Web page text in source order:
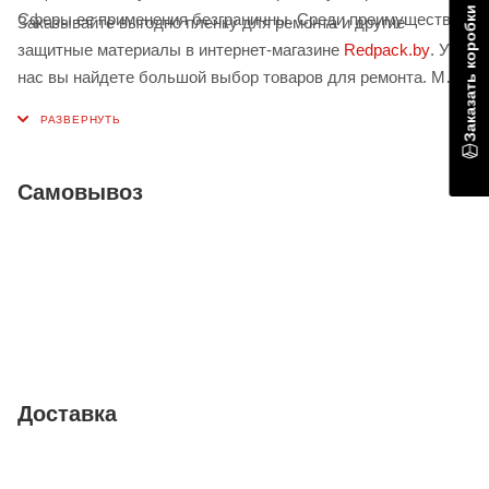
Сферы ее применения безграничны. Среди преимуществ:
Заказывайте выгодно пленку для ремонта и другие
защитные материалы в интернет-магазине Redpack.by. У
нас вы найдете большой выбор товаров для ремонта. Мы
сотрудничаем с поставщиками качественных материалов и
Самовывоз
Доставка
Заказать коробки